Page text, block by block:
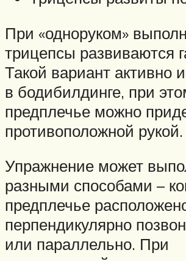
При «одноруком»
трицепсы развиваются
Такой вариант активно
в бодибилдинге, при
предплечье можно
противоположной рукой.
Упражнение может
разными способами –
предплечье
перпендикулярно
или параллельно. При